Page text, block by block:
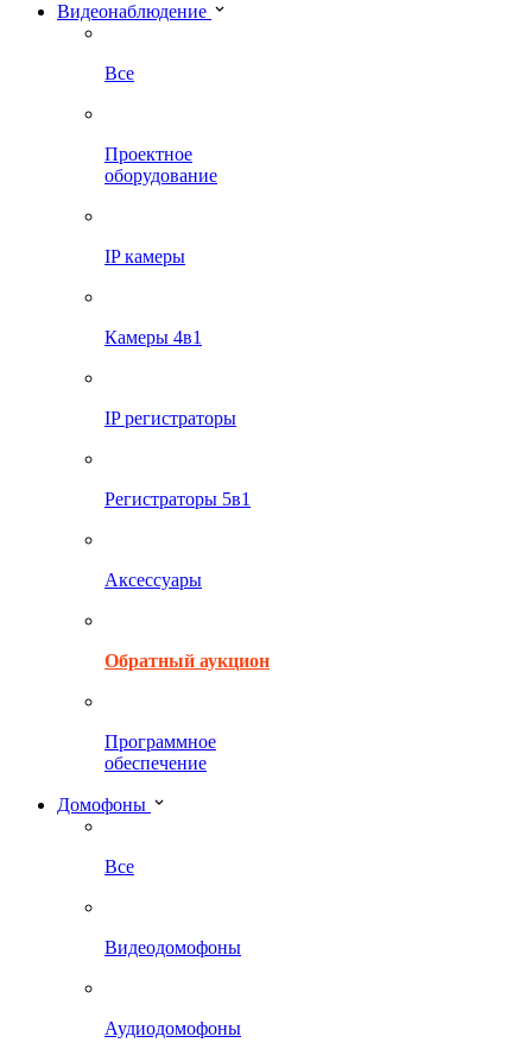
Видеонаблюдение
Все
Проектное
оборудование
IP камеры
Камеры 4в1
IP регистраторы
Регистраторы 5в1
Аксессуары
Обратный аукцион
Программное
обеспечение
Домофоны
Все
Видеодомофоны
Аудиодомофоны